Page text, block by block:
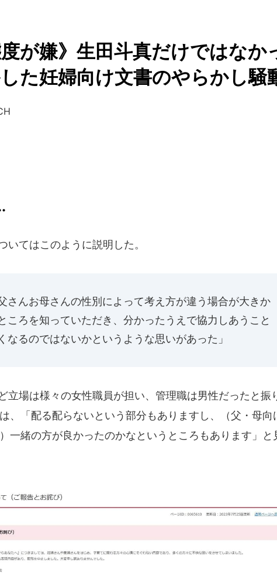
が嫌》生田斗真だけではなか
た妊婦向け文書のやらかし騒
てはこのように説明した。
さんお母さんの性別によって考え方が違う場合が大きか
ころを知っていただき、分かったうえで協力しあうこと
なるのではないかというような思いがあった」
立場は様々の女性職員が担い、管理職は男性だったと振
、「配る配らないという部分もありますし、（父・母向
一緒の方が良かったのかなというところもあります」と